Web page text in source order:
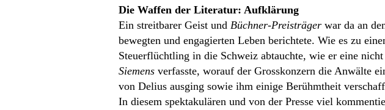
Die Waffen der Literatur: Aufklärung
Ein streitbarer Geist und Büchner-Preisträger war da an
bewegten und engagierten Leben berichtete. Wie es zu
Steuerflüchtling in die Schweiz abtauchte, wie er eine
Siemens verfasste, worauf der Grosskonzern die Anwälte
von Delius ausging sowie ihm einige Berühmtheit
In diesem spektakulären und von der Presse viel